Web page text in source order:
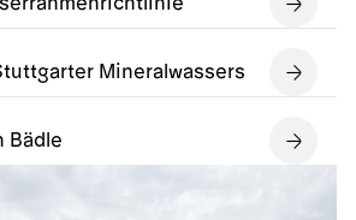
Mineralwassers
Bädle